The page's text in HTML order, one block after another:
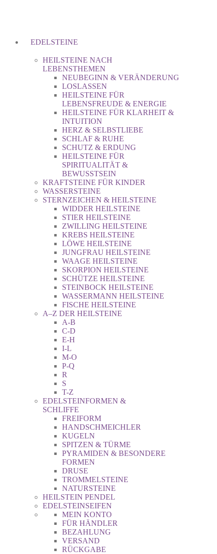
EDELSTEINE
HEILSTEINE NACH
LEBENSTHEMEN
NEUBEGINN & VERÄNDERUNG
LOSLASSEN
HEILSTEINE FÜR
LEBENSFREUDE & ENERGIE
HEILSTEINE FÜR KLARHEIT &
INTUITION
HERZ & SELBSTLIEBE
SCHLAF & RUHE
SCHUTZ & ERDUNG
HEILSTEINE FÜR
SPIRITUALITÄT &
BEWUSSTSEIN
KRAFTSTEINE FÜR KINDER
WASSERSTEINE
STERNZEICHEN & HEILSTEINE
WIDDER HEILSTEINE
STIER HEILSTEINE
ZWILLING HEILSTEINE
KREBS HEILSTEINE
LÖWE HEILSTEINE
JUNGFRAU HEILSTEINE
WAAGE HEILSTEINE
SKORPION HEILSTEINE
SCHÜTZE HEILSTEINE
STEINBOCK HEILSTEINE
WASSERMANN HEILSTEINE
FISCHE HEILSTEINE
A–Z DER HEILSTEINE
A-B
C-D
E-H
I-L
M-O
P-Q
R
S
T-Z
EDELSTEINFORMEN &
SCHLIFFE
FREIFORM
HANDSCHMEICHLER
KUGELN
SPITZEN & TÜRME
PYRAMIDEN & BESONDERE
FORMEN
DRUSE
TROMMELSTEINE
NATURSTEINE
HEILSTEIN PENDEL
EDELSTEINSEIFEN
MEIN KONTO
FÜR HÄNDLER
BEZAHLUNG
VERSAND
RÜCKGABE